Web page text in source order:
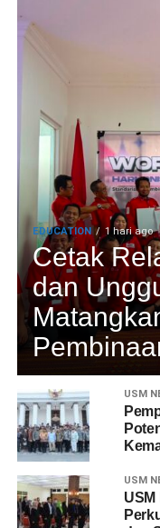
EDUCATION 1 hari ago
Cetak
dan
USM
USM